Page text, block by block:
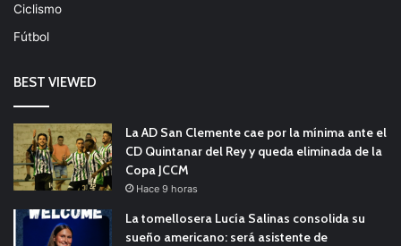
Ciclismo
Fútbol
BEST VIEWED
La AD San Clemente cae por la mínima ante el
CD Quintanar del Rey y queda eliminada de la
Copa JCCM
Hace 9 horas
La tomellosera Lucía Salinas consolida su
sueño americano: será asistente de